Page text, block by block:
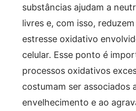
substâncias ajudam a
livres e, com isso,
estresse oxidativo
celular. Esse ponto é
processos oxidativos
costumam ser associados
envelhecimento e ao